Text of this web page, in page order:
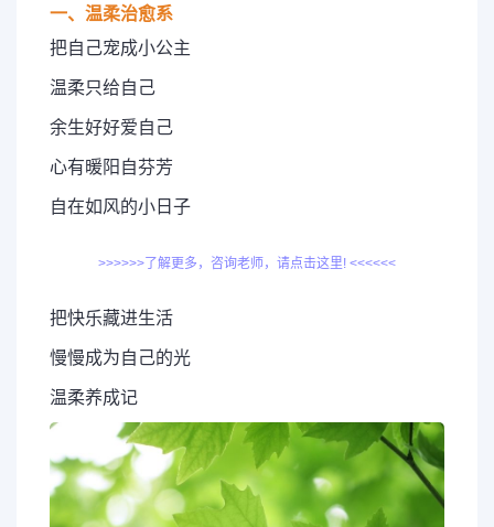
一、温柔治愈系
把自己宠成小公主
温柔只给自己
余生好好爱自己
心有暖阳自芬芳
自在如风的小日子
>>>>>>了解更多，咨询老师，请点击这里! <<<<<<
把快乐藏进生活
慢慢成为自己的光
温柔养成记